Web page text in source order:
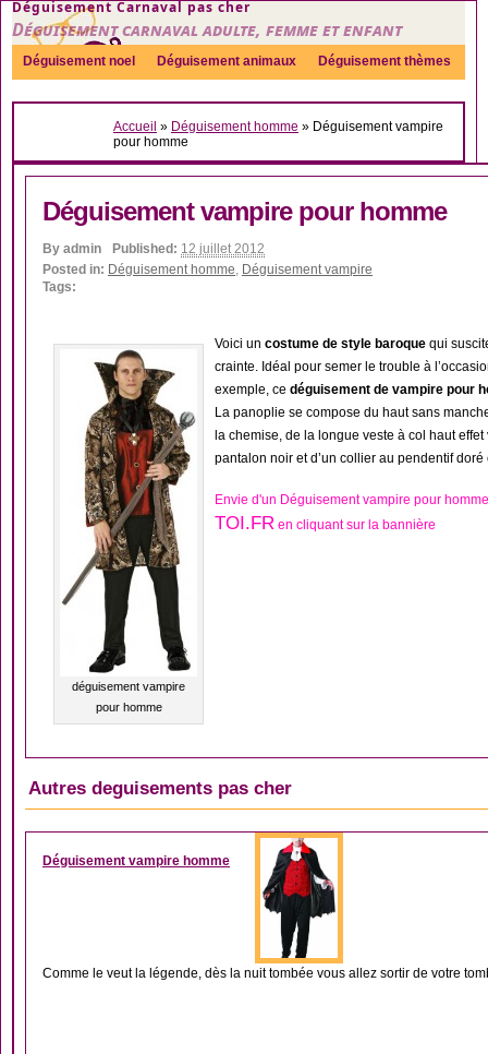
Déguisement Carnaval pas cher
Déguisement carnaval adulte, femme et enfant
Déguisement noel Déguisement animaux Déguisement thèmes
Sexy Déguisement couple Déguisements par genre Idées
Accueil » Déguisement homme » Déguisement vampire
pour homme
Déguisement vampire pour homme
By admin Published: 12 juillet 2012
Posted in: Déguisement homme, Déguisement vampire
Tags:
déguisement vampire
pour homme
Voici un costume de style baroque qui
crainte. Idéal pour semer le trouble à
exemple, ce déguisement de vampire pour
La panoplie se compose du haut sans
la chemise, de la longue veste à col haut
pantalon noir et d’un collier au pendentif
Envie d'un Déguisement vampire pour
TOI.FR en cliquant sur la bannière
Autres deguisements pas cher
DÉGUISEMENT
Déguisement vampire homme
Comme le veut la légende, dès la nuit tombée vous allez sortir de votre